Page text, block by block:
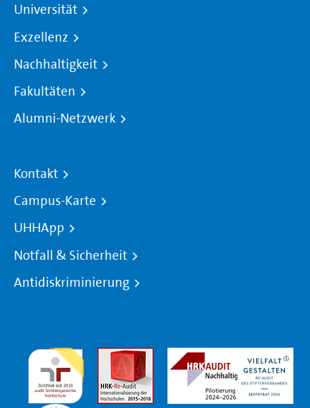
Universität
Exzellenz
Nachhaltigkeit
Fakultäten
Alumni-Netzwerk
Kontakt
Campus-Karte
UHHApp
Notfall & Sicherheit
Antidiskriminierung